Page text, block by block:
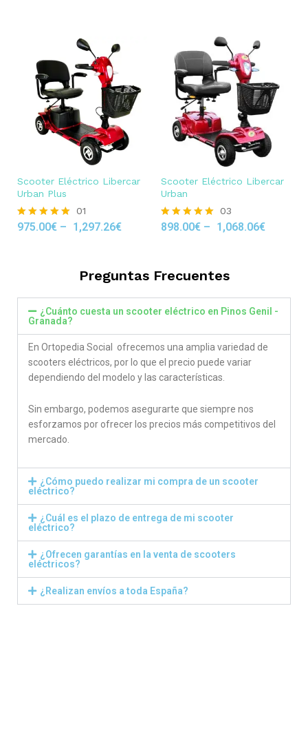
Scooter Eléctrico Libercar
Urban Plus
Rated
01
975.00€ – 1,297.26€
Scooter Eléctrico Libercar
Urban
Rated
03
898.00€ – 1,068.06€
Preguntas Frecuentes
¿Cuánto cuesta un scooter eléctrico en Pinos Genil -
Granada?
En Ortopedia Social ofrecemos una amplia variedad de
scooters eléctricos, por lo que el precio puede variar
dependiendo del modelo y las características.
Sin embargo, podemos asegurarte que siempre nos
esforzamos por ofrecer los precios más competitivos del
mercado.
¿Cómo puedo realizar mi compra de un scooter
eléctrico?
¿Cuál es el plazo de entrega de mi scooter
eléctrico?
¿Ofrecen garantías en la venta de scooters
eléctricos?
¿Realizan envíos a toda España?